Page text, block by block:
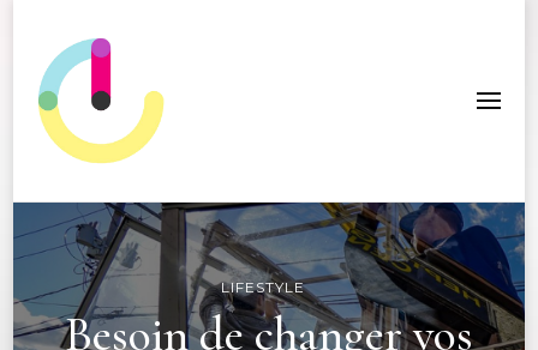
ICC Edition
LIFESTYLE
Besoin de changer vos